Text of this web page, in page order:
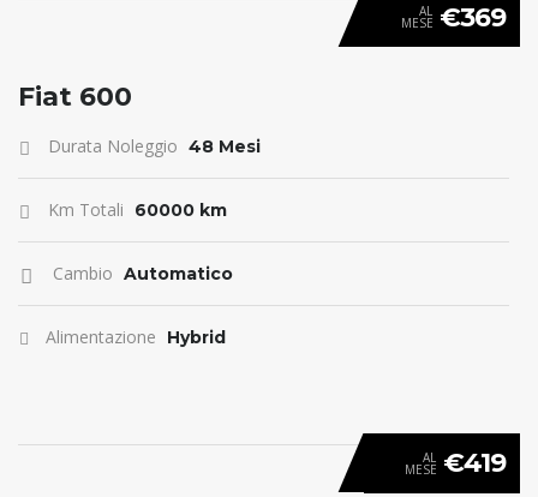
ANTICIPO 0
AL
MESE €369
Fiat 600
Durata Noleggio 48 Mesi
Km Totali 60000 km
Cambio Automatico
Alimentazione Hybrid
AL
MESE €419